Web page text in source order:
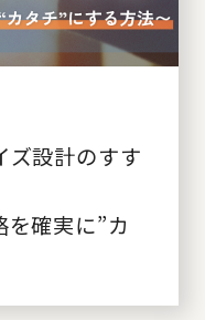
ズ設計のすす
確実に”カ